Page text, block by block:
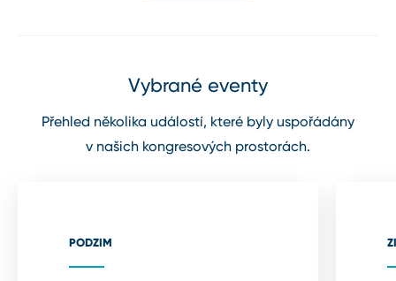
Vybrané eventy
Přehled několika událostí, které byly uspořádány
v našich kongresových prostorách.
PODZIM